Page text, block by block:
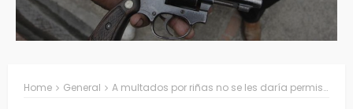
Home General A multados por riñas no se les daría permiso para portar armas